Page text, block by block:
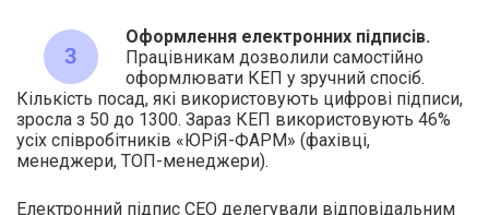
Оформлення електронних підписів.
Працівникам дозволили самостійно
оформлювати КЕП у зручний спосіб.
Кількість посад, які використовують цифрові підписи,
зросла з 50 до 1300. Зараз КЕП використовують 46%
усіх співробітників «ЮРіЯ-ФАРМ» (фахівці,
менеджери, ТОП-менеджери).
Електронний підпис СЕО делегували відповідальним